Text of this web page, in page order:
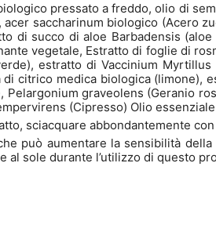
pressato a freddo, olio di
saccharinum biologico (Acero
di succo di aloe Barbadensis
vegetale, Estratto di foglie di
estratto di Vaccinium
citrico medica biologica (limone),
graveolens (Geranio
(Cipresso) Olio essenziale
sciacquare abbondantemente
può aumentare la sensibilità
sole durante l’utilizzo di questo